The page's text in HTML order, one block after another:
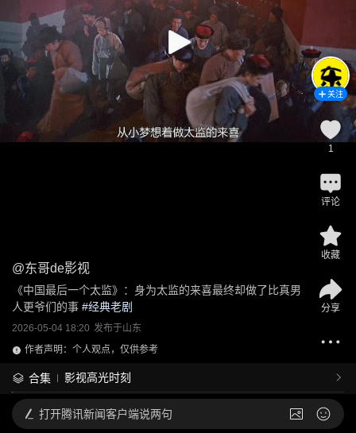
@东哥de影视
《中国最后一个太监》：身为太监的来喜最终却做了比真男
人更爷们的事 #经典老剧
2026-05-04 18:20 发布于山东
作者声明：个人观点，仅供参考
合集 影视高光时刻
关注
1
评论
收藏
分享
打开腾讯新闻客户端说两句